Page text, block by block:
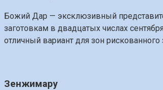
Божий Дар — эксклюзивный
заготовкам в двадцатых числах
отличный вариант для зон
Зенжимару